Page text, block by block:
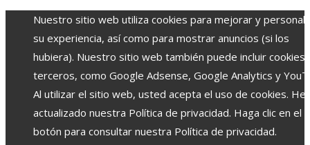
Nuestro sitio web utiliza cookies para mejorar y
su experiencia, así como para mostrar anuncios (si los
hubiera). Nuestro sitio web también puede incluir cookies
terceros, como Google Adsense, Google Analytics y
Al utilizar el sitio web, usted acepta el uso de cookies.
actualizado nuestra Política de privacidad. Haga clic en el
botón para consultar nuestra Política de privacidad.